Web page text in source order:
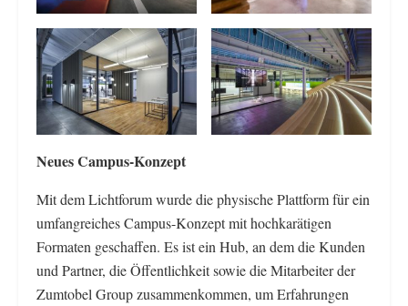
Neues Campus-Konzept
Mit dem Lichtforum wurde die physische Plattform für ein
umfangreiches Campus-Konzept mit hochkarätigen
Formaten geschaffen. Es ist ein Hub, an dem die Kunden
und Partner, die Öffentlichkeit sowie die Mitarbeiter der
Zumtobel Group zusammenkommen, um Erfahrungen